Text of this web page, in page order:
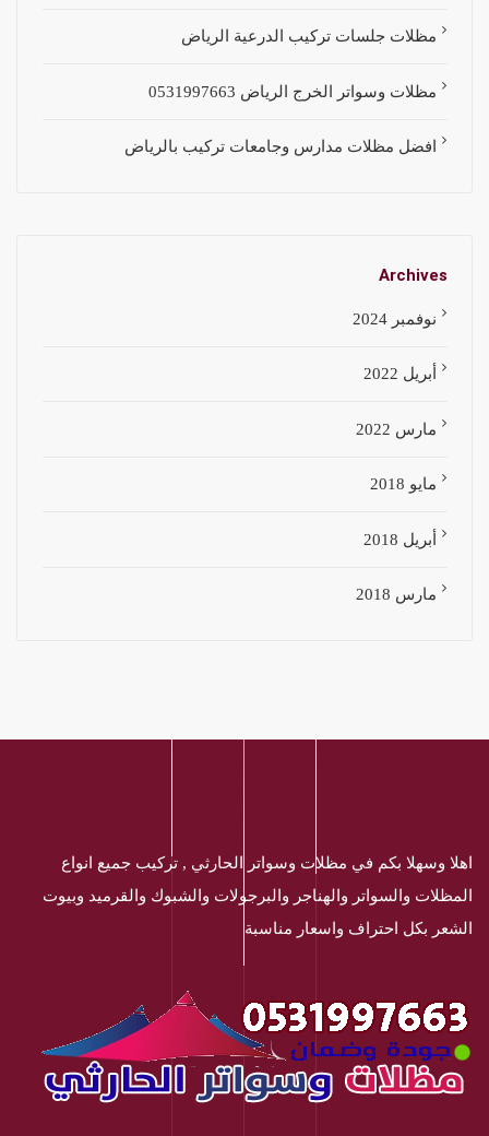
مظلات جلسات تركيب الدرعية الرياض
مظلات وسواتر الخرج الرياض 0531997663
افضل مظلات مدارس وجامعات تركيب بالرياض
Archives
نوفمبر 2024
أبريل 2022
مارس 2022
مايو 2018
أبريل 2018
مارس 2018
اهلا وسهلا بكم في مظلات وسواتر الحارثي , تركيب جميع انواع
المظلات والسواتر والهناجر والبرجولات والشبوك والقرميد وبيوت
الشعر بكل احتراف واسعار مناسبة